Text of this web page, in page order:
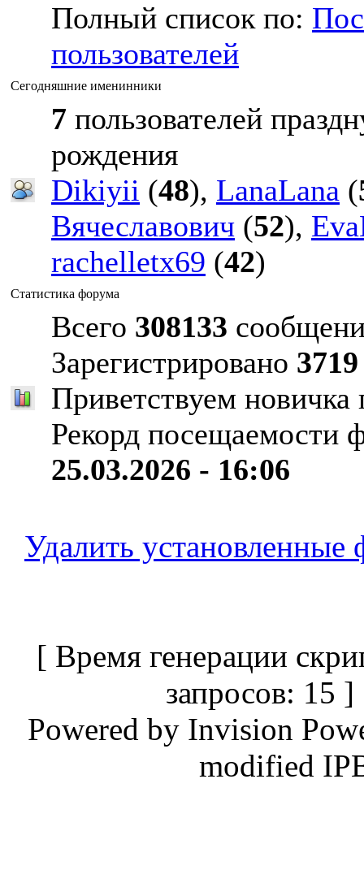
Полный список по:
пользователей
Сегодняшние именинники
7 пользователей
рождения
Dikiyii (48), LanaLana (
Вячеславович (52),
rachelletx69 (42)
Статистика форума
Всего 308133
Зарегистрировано 3719
Приветствуем
Рекорд посещаемости
25.03.2026 - 16:06
Удалить
[ Время генерации
запросов:
Powered by Invision
modified